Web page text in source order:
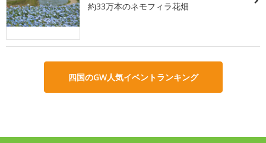
約33万本のネモフィラ花畑
四国のGW人気イベントランキング